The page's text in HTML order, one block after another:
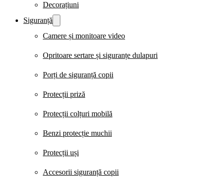
Decorațiuni
Siguranță
Camere și monitoare video
Opritoare sertare și siguranțe dulapuri
Porți de siguranță copii
Protecții priză
Protecții colțuri mobilă
Benzi protecție muchii
Protecții uși
Accesorii siguranță copii